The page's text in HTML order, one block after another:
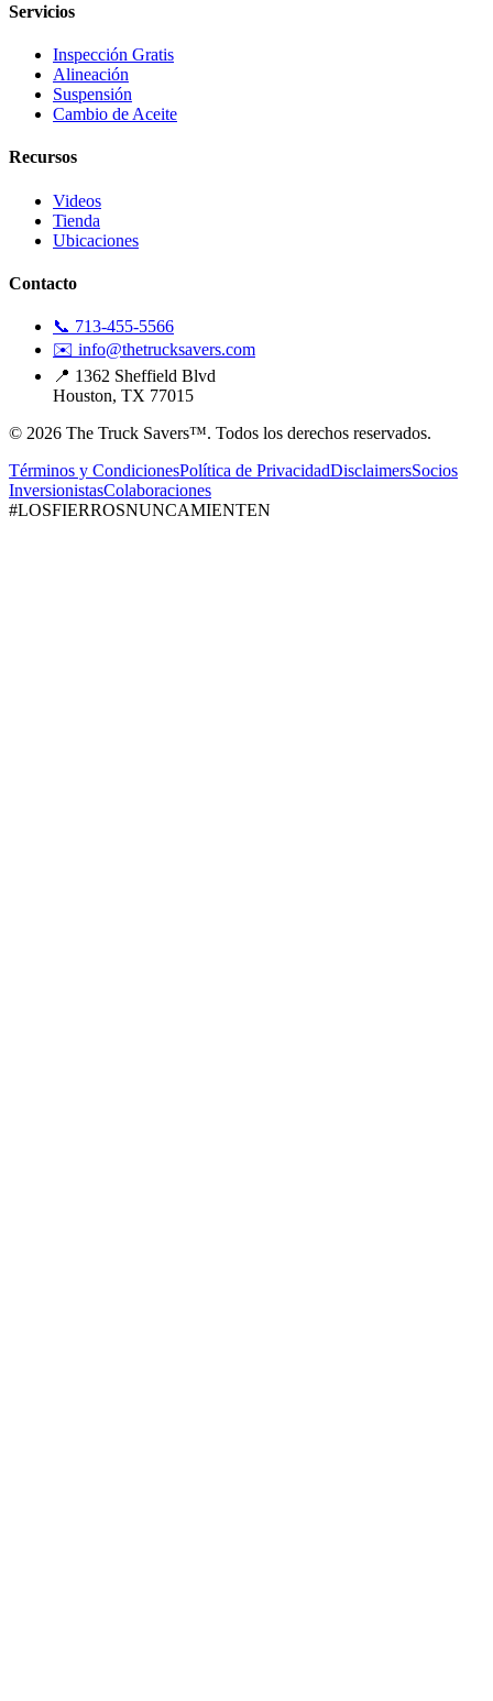
Servicios
Inspección Gratis
Alineación
Suspensión
Cambio de Aceite
Recursos
Videos
Tienda
Ubicaciones
Contacto
📞 713-455-5566
✉️ info@thetrucksavers.com
📍 1362 Sheffield Blvd
Houston, TX 77015
© 2026 The Truck Savers™. Todos los derechos reservados.
Términos y CondicionesPolítica de PrivacidadDisclaimersSocios
InversionistasColaboraciones
#LOSFIERROSNUNCAMIENTEN